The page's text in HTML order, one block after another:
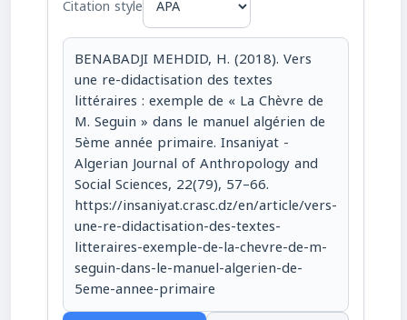
Citation style
BENABADJI MEHDID, H. (2018). Vers
une re-didactisation des textes
littéraires : exemple de « La Chèvre de
M. Seguin » dans le manuel algérien de
5ème année primaire. Insaniyat -
Algerian Journal of Anthropology and
Social Sciences, 22(79), 57–66.
https://insaniyat.crasc.dz/en/article/vers-
une-re-didactisation-des-textes-
litteraires-exemple-de-la-chevre-de-m-
seguin-dans-le-manuel-algerien-de-
5eme-annee-primaire